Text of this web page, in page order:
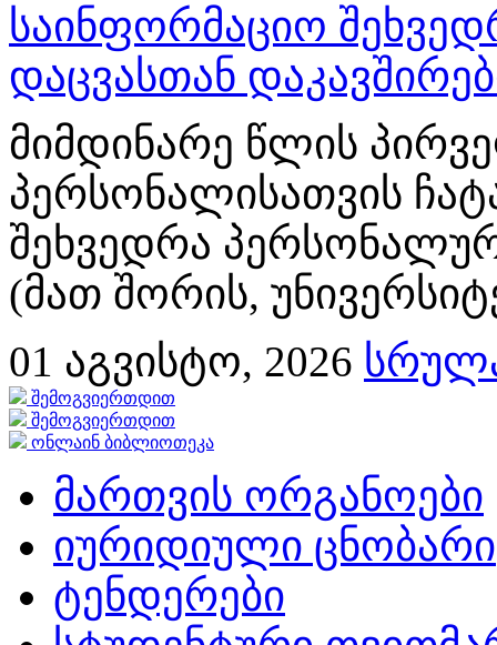
საინფორმაციო
დაცვასთან
მიმდინარე წლის
პერსონალისათვის
შეხვედრა
(მათ შორის,
01 აგვისტო, 2026
შემოგვიერთდით
შემოგვიერთდით
ონლაინ ბიბლიოთეკა
მართვის ორგანოები
იურიდიული ცნობარი
ტენდერები